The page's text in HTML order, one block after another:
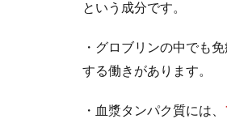
という成分です。
・グロブリンの中でも
する働きがあります。
・血漿タンパク質には、